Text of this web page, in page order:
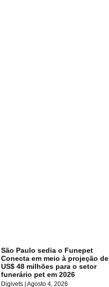
São Paulo sedia o Funepet
Conecta em meio à projeção de
US$ 48 milhões para o setor
funerário pet em 2026
Digivets Agosto 4, 2026